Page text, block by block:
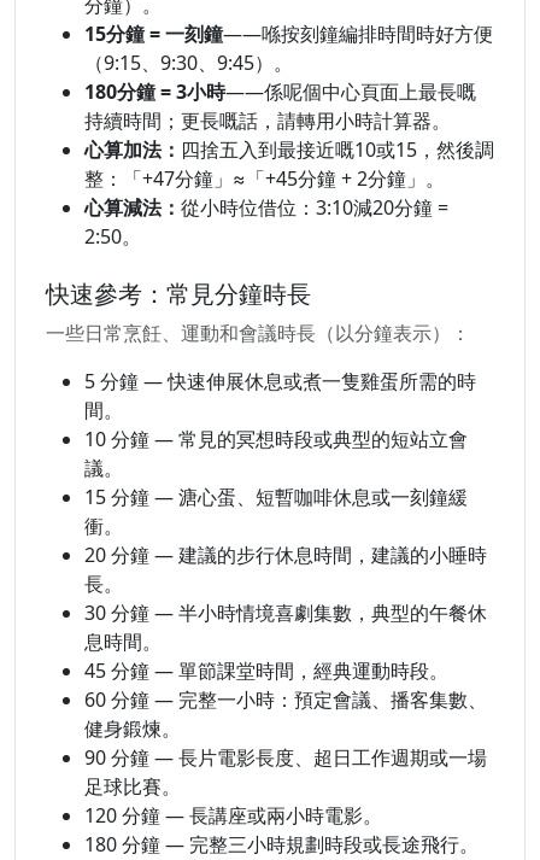
15分鐘 = 一刻鐘——喺按刻鐘編排時間時好方便
（9:15、9:30、9:45）。
180分鐘 = 3小時——係呢個中心頁面上最長嘅
持續時間；更長嘅話，請轉用小時計算器。
心算加法： 四捨五入到最接近嘅10或15，然後調
整：「+47分鐘」≈「+45分鐘 + 2分鐘」。
心算減法： 從小時位借位：3:10減20分鐘 =
2:50。
快速參考：常見分鐘時長
一些日常烹飪、運動和會議時長（以分鐘表示）：
5 分鐘 — 快速伸展休息或煮一隻雞蛋所需的時
間。
10 分鐘 — 常見的冥想時段或典型的短站立會
議。
15 分鐘 — 溏心蛋、短暫咖啡休息或一刻鐘緩
衝。
20 分鐘 — 建議的步行休息時間，建議的小睡時
長。
30 分鐘 — 半小時情境喜劇集數，典型的午餐休
息時間。
45 分鐘 — 單節課堂時間，經典運動時段。
60 分鐘 — 完整一小時：預定會議、播客集數、
健身鍛煉。
90 分鐘 — 長片電影長度、超日工作週期或一場
足球比賽。
120 分鐘 — 長講座或兩小時電影。
180 分鐘 — 完整三小時規劃時段或長途飛行。